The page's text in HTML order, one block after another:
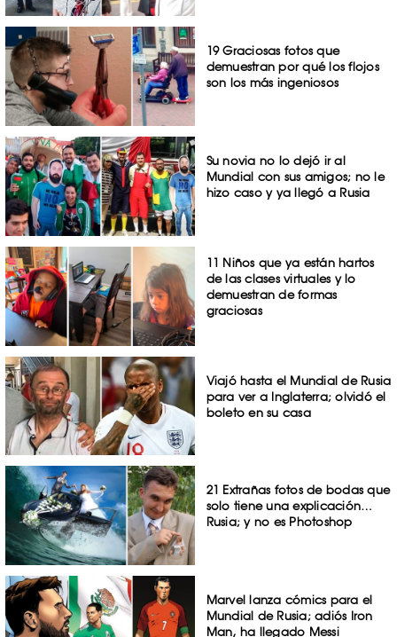
19 Graciosas fotos que
demuestran por qué los flojos
son los más ingeniosos
Su novia no lo dejó ir al
Mundial con sus amigos; no le
hizo caso y ya llegó a Rusia
11 Niños que ya están hartos
de las clases virtuales y lo
demuestran de formas
graciosas
Viajó hasta el Mundial de Rusia
para ver a Inglaterra; olvidó el
boleto en su casa
21 Extrañas fotos de bodas que
solo tiene una explicación…
Rusia; y no es Photoshop
Marvel lanza cómics para el
Mundial de Rusia; adiós Iron
Man, ha llegado Messi